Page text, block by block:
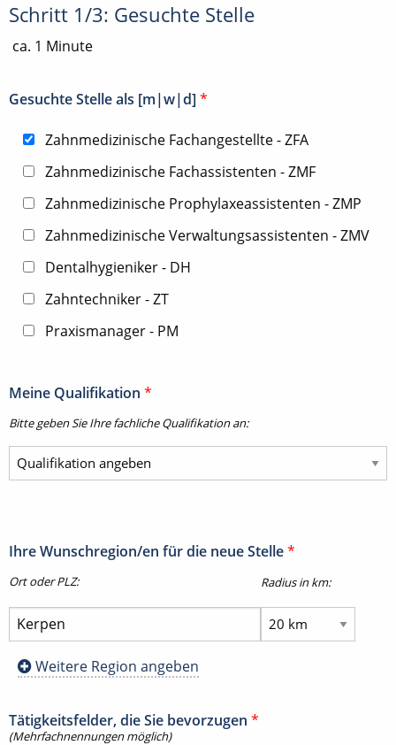
Schritt 1/3: Gesuchte Stelle
ca. 1 Minute
Gesuchte Stelle als [m|w|d] *
Zahnmedizinische Fachangestellte - ZFA
Zahnmedizinische Fachassistenten - ZMF
Zahnmedizinische Prophylaxeassistenten - ZMP
Zahnmedizinische Verwaltungsassistenten - ZMV
Dentalhygieniker - DH
Zahntechniker - ZT
Praxismanager - PM
Meine Qualifikation *
Bitte geben Sie Ihre fachliche Qualifikation an:
Ihre Wunschregion/en für die neue Stelle*
Ort oder PLZ: Radius in km:
Weitere Region angeben
Tätigkeitsfelder, die Sie bevorzugen *
(Mehrfachnennungen möglich)